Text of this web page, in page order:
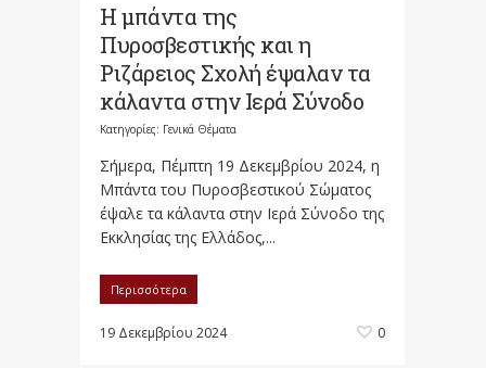
Η μπάντα της
Πυροσβεστικής και η
Ριζάρειος Σχολή έψαλαν τα
κάλαντα στην Ιερά Σύνοδο
Κατηγορίες: Γενικά Θέματα
Σήμερα, Πέμπτη 19 Δεκεμβρίου 2024, η
Μπάντα του Πυροσβεστικού Σώματος
έψαλε τα κάλαντα στην Ιερά Σύνοδο της
Εκκλησίας της Ελλάδος,...
Περισσότερα
19 Δεκεμβρίου 2024 0